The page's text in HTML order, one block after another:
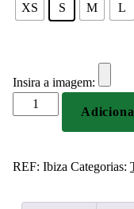
XS S M L
Insira a imagem:
Quantidade
de
REF: Ibiza Categorias: